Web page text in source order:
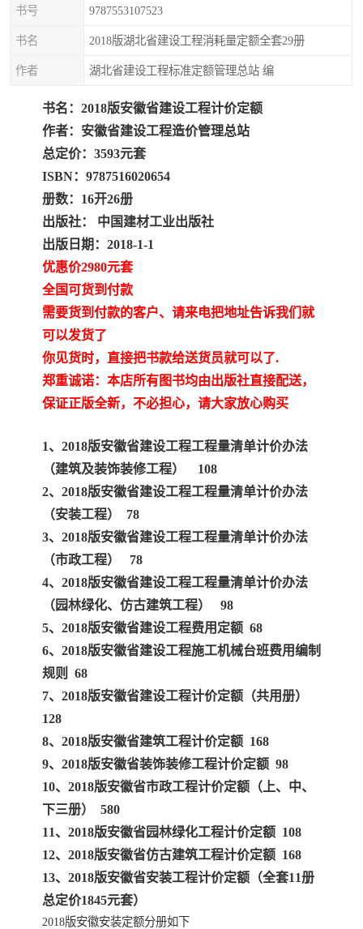
书号 9787553107523
书名 2018版湖北省建设工程消耗量定额全套29册
作者 湖北省建设工程标准定额管理总站 编
书名：2018版安徽省建设工程计价定额
作者：安徽省建设工程造价管理总站
总定价：3593元套
ISBN：9787516020654
册数：16开26册
出版社： 中国建材工业出版社
出版日期：2018-1-1
优惠价2980元套
全国可货到付款
需要货到付款的客户、请来电把地址告诉我们就
可以发货了
你见货时，直接把书款给送货员就可以了.
郑重诚诺：本店所有图书均由出版社直接配送，
保证正版全新，不必担心，请大家放心购买
1、2018版安徽省建设工程工程量清单计价办法
（建筑及装饰装修工程） 108
2、2018版安徽省建设工程工程量清单计价办法
（安装工程） 78
3、2018版安徽省建设工程工程量清单计价办法
（市政工程） 78
4、2018版安徽省建设工程工程量清单计价办法
（园林绿化、仿古建筑工程） 98
5、2018版安徽省建设工程费用定额 68
6、2018版安徽省建设工程施工机械台班费用编制
规则 68
7、2018版安徽省建设工程计价定额（共用册）
128
8、2018版安徽省建筑工程计价定额 168
9、2018版安徽省装饰装修工程计价定额 98
10、2018版安徽省市政工程计价定额（上、中、
下三册） 580
11、2018版安徽省园林绿化工程计价定额 108
12、2018版安徽省仿古建筑工程计价定额 168
13、2018版安徽省安装工程计价定额（全套11册
总定价1845元套）
2018版安徽安装定额分册如下
江西省建筑工程预算定额
锅炉及压力容器规范国际 广东省建设工程预算定额
甘肃省建设工程预算定额 山西省建设工程预算定额
陕西建设工程消耗量定额
贵州水利水电定额
青海省建筑工程消耗量定
20kv及以下配电网工程定
验评定标准
广西建筑安装工程预算定 内河沿海港口疏浚定额
*考军校教材 黑龙江建设工程计价定额
依据
海南省建设工程预算定额 浙江省建设工程预算定额
电力工程预算概算定额 重庆市建设工程计价定额
江苏省建设工程计价定额
四川省清单定额
云南省建设工程预算定额 2020民法典
陕西省水利工程概预算定 宁夏建设工程计价定额
冶金工业建设工程概算定
天津建设工程预算定额
算定额
广东省水利水电概预算定 全国消耗量工程定额
四川省清单计价定额
额